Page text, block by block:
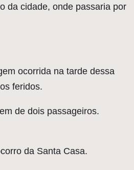
da cidade, onde passaria por
ocorrida na tarde dessa
feridos.
de dois passageiros.
da Santa Casa.